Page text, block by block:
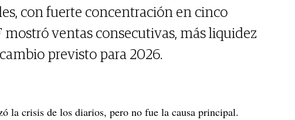
con fuerte concentración en cinco
mostró ventas consecutivas, más liquidez
previsto para 2026.
la crisis de los diarios, pero no fue la causa principal.